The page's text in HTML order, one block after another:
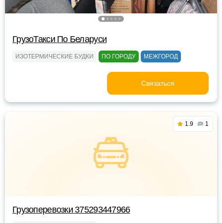
ГрузоТакси По Беларуси
ИЗОТЕРМИЧЕСКИЕ БУДКИ ПО ГОРОДУ МЕЖГОРОД
Связаться
1.9 1
Грузоперевозки 375293447966